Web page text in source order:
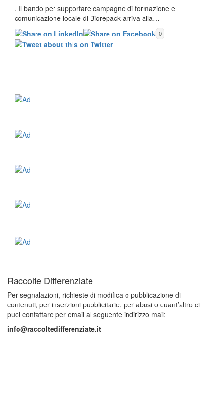
. Il bando per supportare campagne di formazione e
comunicazione locale di Biorepack arriva alla…
0
Raccolte Differenziate
Per segnalazioni, richieste di modifica o pubblicazione di
contenuti, per inserzioni pubblicitarie, per abusi o quant’altro ci
puoi contattare per email al seguente indirizzo mail:
info@raccoltedifferenziate.it